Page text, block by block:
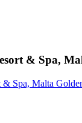
& Spa,
Spa, Malta